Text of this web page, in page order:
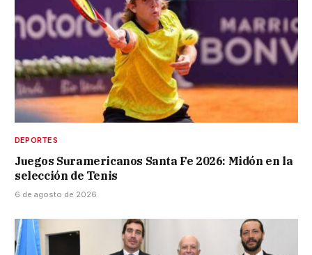
DEPORTES
Juegos Suramericanos Santa Fe 2026: Midón en la
selección de Tenis
6 de agosto de 2026